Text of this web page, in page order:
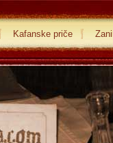
Kafanske priče